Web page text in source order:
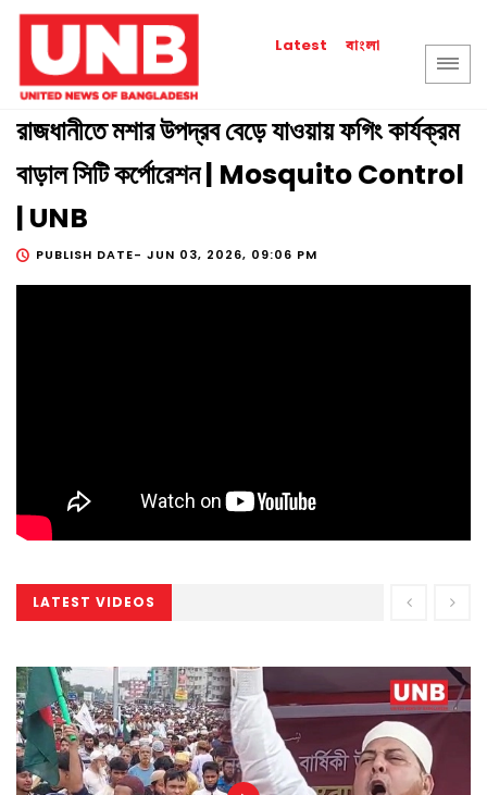
Latest বাংলা
রাজধানীতে মশার উপদ্রব বেড়ে যাওয়ায় ফগিং কার্যক্রম
বাড়াল সিটি কর্পোরেশন | Mosquito Control
| UNB
PUBLISH DATE- JUN 03, 2026, 09:06 PM
LATEST VIDEOS